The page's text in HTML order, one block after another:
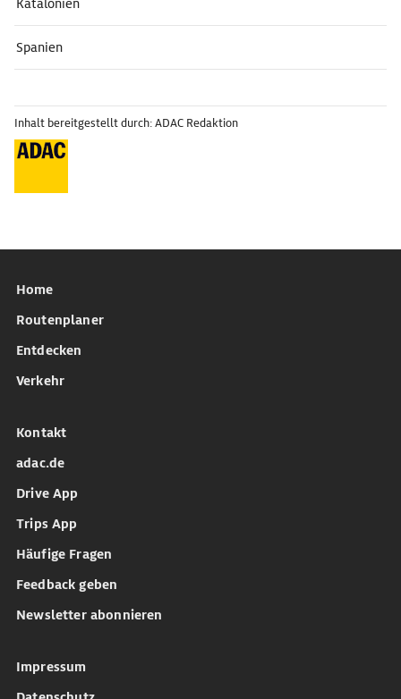
Katalonien
Spanien
Inhalt bereitgestellt durch: ADAC Redaktion
Home
Routenplaner
Entdecken
Verkehr
Kontakt
adac.de
Drive App
Trips App
Häufige Fragen
Feedback geben
Newsletter abonnieren
Impressum